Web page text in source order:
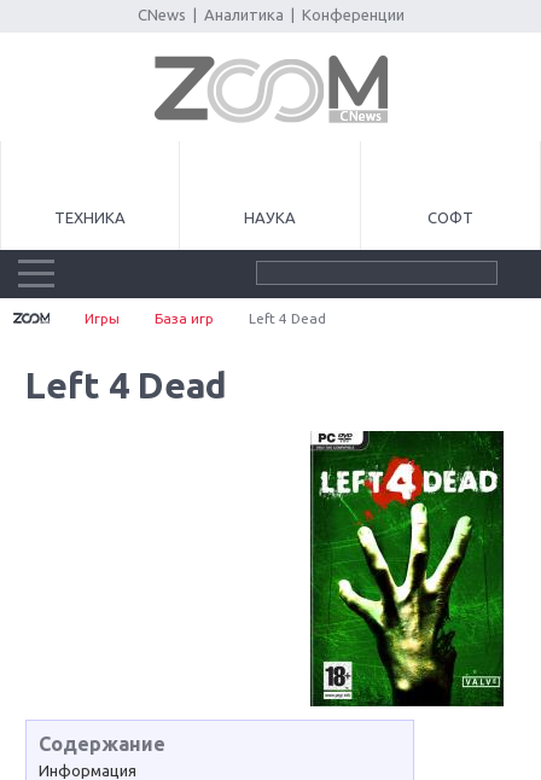
CNews Аналитика Конференции
ТЕХНИКА НАУКА СОФТ
Игры База игр Left 4 Dead
Left 4 Dead
Содержание
Информация